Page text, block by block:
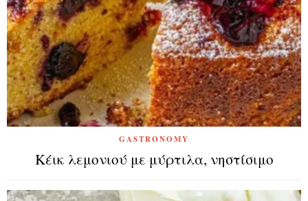
GASTRONOMY
Κέικ λεμονιού με μύρτιλα, νηστίσιμο